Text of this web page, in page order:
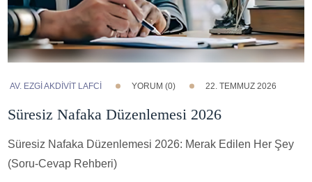
AV. EZGI AKDİVİT LAFCİ YORUM (0) 22. TEMMUZ 2026
Süresiz Nafaka Düzenlemesi 2026
Süresiz Nafaka Düzenlemesi 2026: Merak Edilen Her Şey
(Soru-Cevap Rehberi)